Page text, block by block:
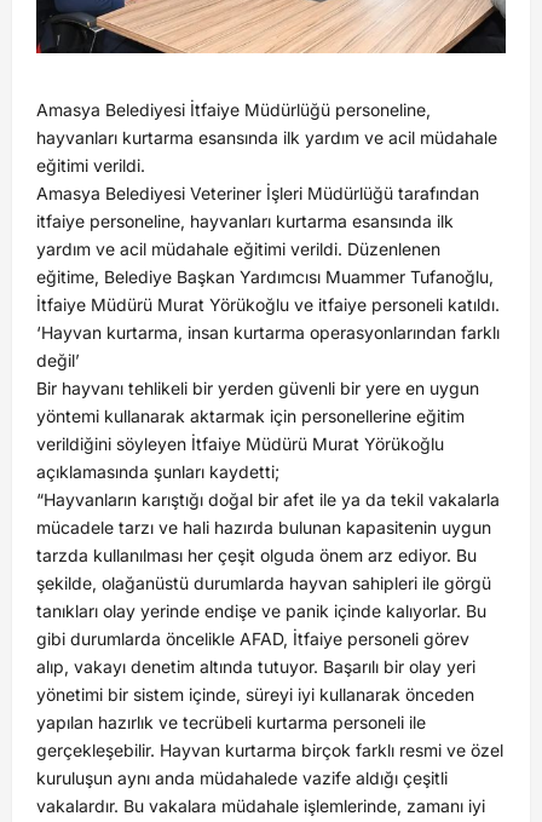
Amasya Belediyesi İtfaiye Müdürlüğü personeline,
hayvanları kurtarma esansında ilk yardım ve acil müdahale
eğitimi verildi.
Amasya Belediyesi Veteriner İşleri Müdürlüğü tarafından
itfaiye personeline, hayvanları kurtarma esansında ilk
yardım ve acil müdahale eğitimi verildi. Düzenlenen
eğitime, Belediye Başkan Yardımcısı Muammer Tufanoğlu,
İtfaiye Müdürü Murat Yörükoğlu ve itfaiye personeli katıldı.
‘Hayvan kurtarma, insan kurtarma operasyonlarından farklı
değil’
Bir hayvanı tehlikeli bir yerden güvenli bir yere en uygun
yöntemi kullanarak aktarmak için personellerine eğitim
verildiğini söyleyen İtfaiye Müdürü Murat Yörükoğlu
açıklamasında şunları kaydetti;
“Hayvanların karıştığı doğal bir afet ile ya da tekil vakalarla
mücadele tarzı ve hali hazırda bulunan kapasitenin uygun
tarzda kullanılması her çeşit olguda önem arz ediyor. Bu
şekilde, olağanüstü durumlarda hayvan sahipleri ile görgü
tanıkları olay yerinde endişe ve panik içinde kalıyorlar. Bu
gibi durumlarda öncelikle AFAD, İtfaiye personeli görev
alıp, vakayı denetim altında tutuyor. Başarılı bir olay yeri
yönetimi bir sistem içinde, süreyi iyi kullanarak önceden
yapılan hazırlık ve tecrübeli kurtarma personeli ile
gerçekleşebilir. Hayvan kurtarma birçok farklı resmi ve özel
kuruluşun aynı anda müdahalede vazife aldığı çeşitli
vakalardır. Bu vakalara müdahale işlemlerinde, zamanı iyi